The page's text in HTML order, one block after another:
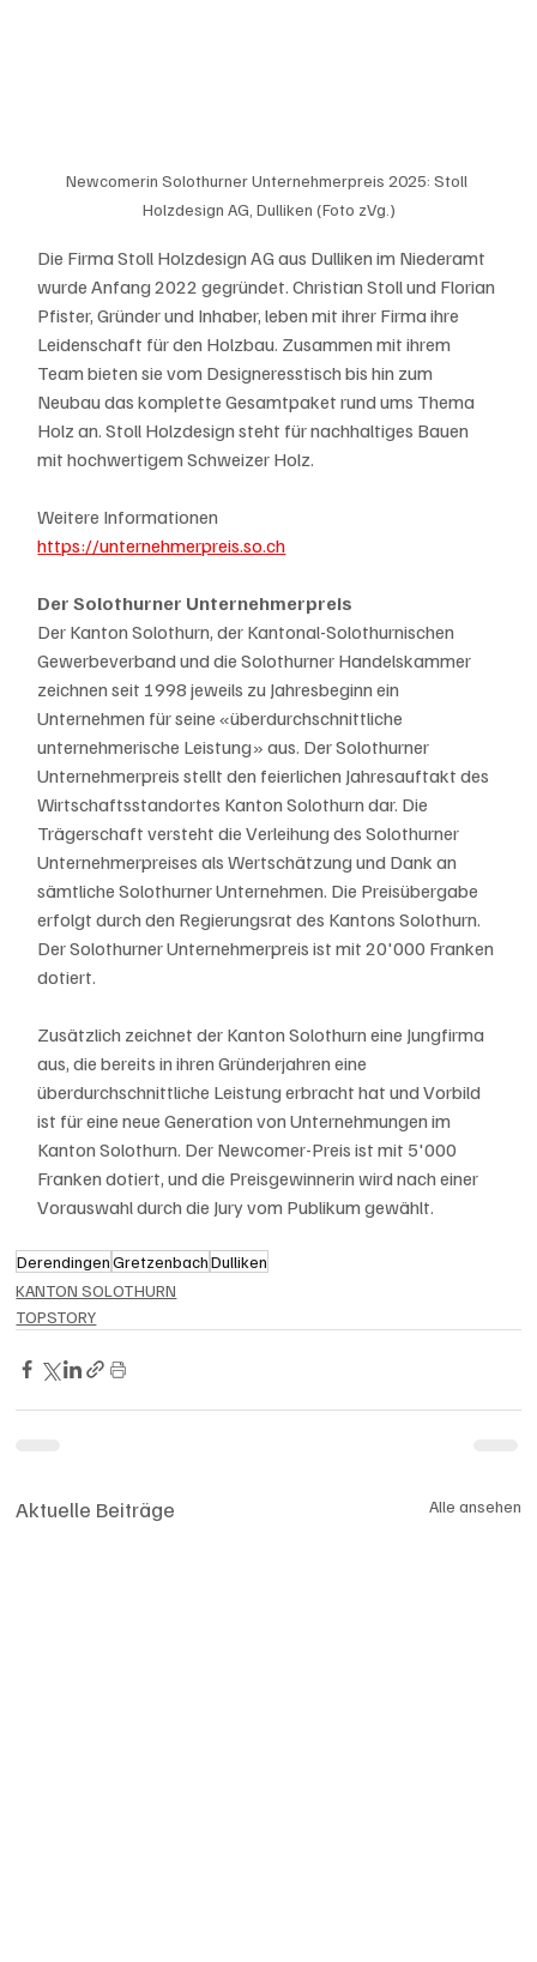
Newcomerin Solothurner Unternehmerpreis 2025: Stoll
Holzdesign AG, Dulliken (Foto zVg.)
Die Firma Stoll Holzdesign AG aus Dulliken im Niederamt
wurde Anfang 2022 gegründet. Christian Stoll und Florian
Pfister, Gründer und Inhaber, leben mit ihrer Firma ihre
Leidenschaft für den Holzbau. Zusammen mit ihrem
Team bieten sie vom Designeresstisch bis hin zum
Neubau das komplette Gesamtpaket rund ums Thema
Holz an. Stoll Holzdesign steht für nachhaltiges Bauen
mit hochwertigem Schweizer Holz.
Weitere Informationen
https://unternehmerpreis.so.ch
Der Solothurner Unternehmerpreis
Der Kanton Solothurn, der Kantonal-Solothurnischen
Gewerbeverband und die Solothurner Handelskammer
zeichnen seit 1998 jeweils zu Jahresbeginn ein
Unternehmen für seine «überdurchschnittliche
unternehmerische Leistung» aus. Der Solothurner
Unternehmerpreis stellt den feierlichen Jahresauftakt des
Wirtschaftsstandortes Kanton Solothurn dar. Die
Trägerschaft versteht die Verleihung des Solothurner
Unternehmerpreises als Wertschätzung und Dank an
sämtliche Solothurner Unternehmen. Die Preisübergabe
erfolgt durch den Regierungsrat des Kantons Solothurn.
Der Solothurner Unternehmerpreis ist mit 20'000 Franken
dotiert.
Zusätzlich zeichnet der Kanton Solothurn eine Jungfirma
aus, die bereits in ihren Gründerjahren eine
überdurchschnittliche Leistung erbracht hat und Vorbild
ist für eine neue Generation von Unternehmungen im
Kanton Solothurn. Der Newcomer-Preis ist mit 5'000
Franken dotiert, und die Preisgewinnerin wird nach einer
Vorauswahl durch die Jury vom Publikum gewählt.
Derendingen Gretzenbach Dulliken
KANTON SOLOTHURN
TOPSTORY
Aktuelle Beiträge Alle ansehen